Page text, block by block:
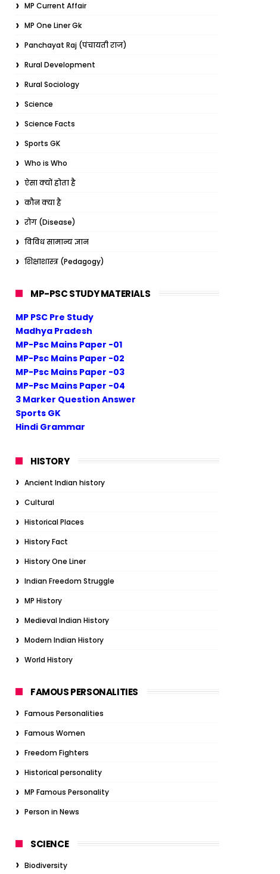
MP Current Affair
MP One Liner Gk
Panchayat Raj (पंचायती राज)
Rural Development
Rural Sociology
Science
Science Facts
Sports GK
Who is Who
ऐसा क्यों होता है
कौन क्या है
रोग (Disease)
विविध सामान्य ज्ञान
शिक्षाशास्त्र (Pedagogy)
MP-PSC STUDY MATERIALS
MP PSC Pre Study
Madhya Pradesh
MP-Psc Mains Paper -01
MP-Psc Mains Paper -02
MP-Psc Mains Paper -03
MP-Psc Mains Paper -04
3 Marker Question Answer
Sports GK
Hindi Grammar
HISTORY
Ancient Indian history
Cultural
Historical Places
History Fact
History One Liner
Indian Freedom Struggle
MP History
Medieval Indian History
Modern Indian History
World History
FAMOUS PERSONALITIES
Famous Personalities
Famous Women
Freedom Fighters
Historical personality
MP Famous Personality
Person in News
SCIENCE
Biodiversity